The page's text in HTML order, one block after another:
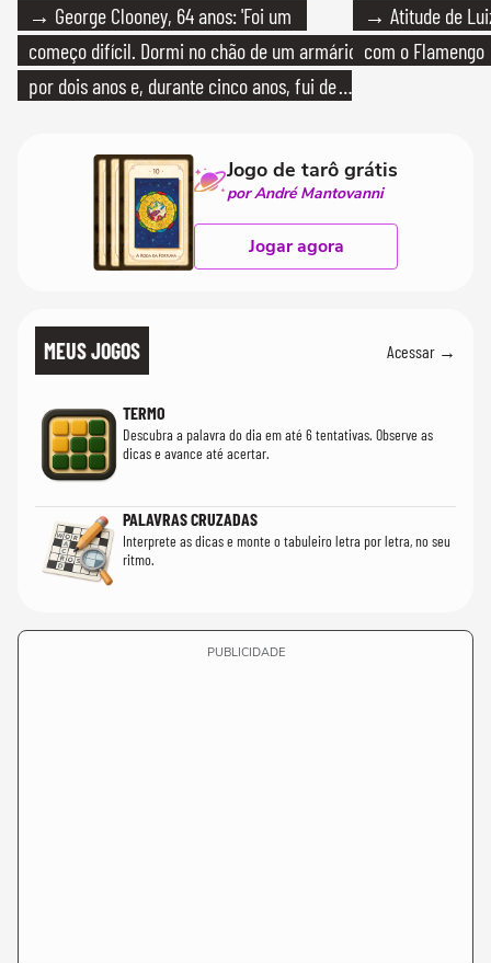
→ George Clooney, 64 anos: 'Foi um
começo difícil. Dormi no chão de um armário
por dois anos e, durante cinco anos, fui de
→ Atitude de
com o Flamengo
Jogo de tarô grátis
por André Mantovanni
Jogar agora
MEUS JOGOS Acessar →
TERMO
Descubra a palavra do dia em até 6 tentativas. Observe as
dicas e avance até acertar.
PALAVRAS CRUZADAS
Interprete as dicas e monte o tabuleiro letra por letra, no seu
ritmo.
PUBLICIDADE